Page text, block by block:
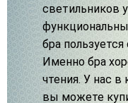
светильников
бра
Именно бра
чтения. У нас
вы можете